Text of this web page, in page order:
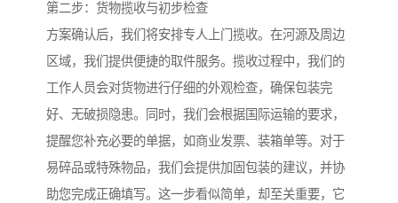
第二步：货物揽收与初步检查
方案确认后，我们将安排专人上门揽收。在河源及周边
区域，我们提供便捷的取件服务。揽收过程中，我们的
工作人员会对货物进行仔细的外观检查，确保包装完
好、无破损隐患。同时，我们会根据国际运输的要求，
提醒您补充必要的单据，如商业发票、装箱单等。对于
易碎品或特殊物品，我们会提供加固包装的建议，并协
助您完成正确填写。这一步看似简单，却至关重要，它